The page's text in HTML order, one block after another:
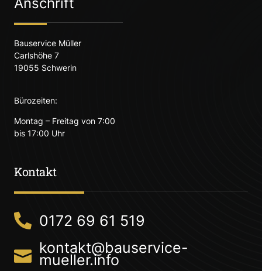
Bauservice Müller
Carlshöhe 7
19055 Schwerin
Bürozeiten:
Montag – Freitag von 7:00
bis 17:00 Uhr
Kontakt
0172 69 61 519
kontakt@bauservice-
mueller.info